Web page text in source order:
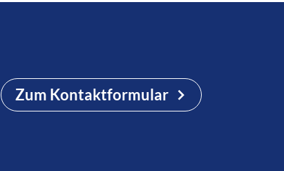
Zum Kontaktformular